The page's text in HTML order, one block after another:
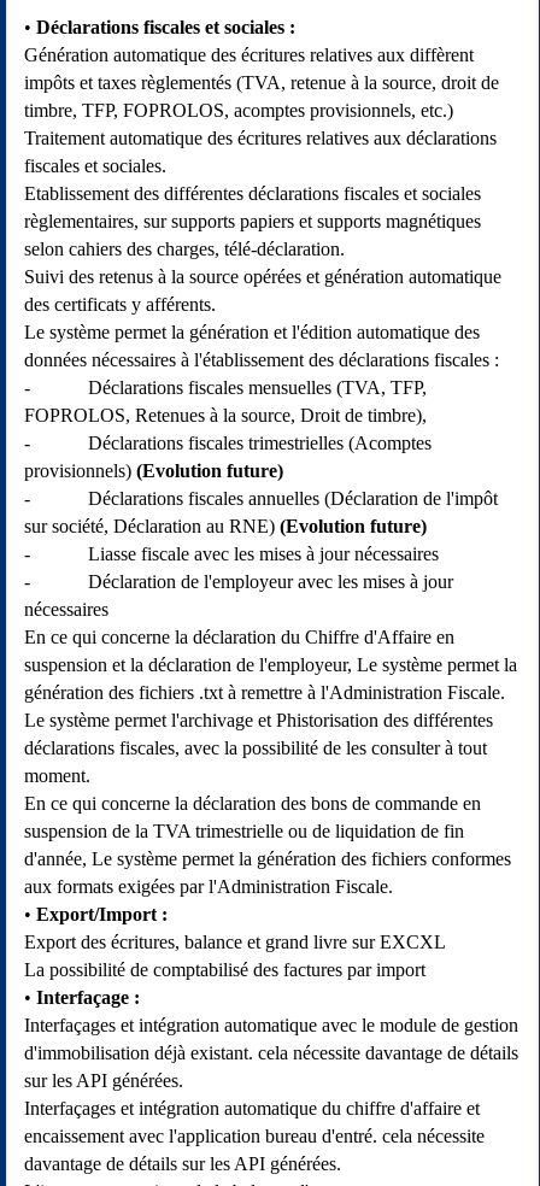
Déclarations fiscales et sociales :
Génération automatique des écritures relatives aux diffèrent
impôts et taxes règlementés (TVA, retenue à la source, droit de
timbre, TFP, FOPROLOS, acomptes provisionnels, etc.)
Traitement automatique des écritures relatives aux déclarations
fiscales et sociales.
Etablissement des différentes déclarations fiscales et sociales
règlementaires, sur supports papiers et supports magnétiques
selon cahiers des charges, télé-déclaration.
Suivi des retenus à la source opérées et génération automatique
des certificats y afférents.
Le système permet la génération et l'édition automatique des
données nécessaires à l'établissement des déclarations fiscales :
- Déclarations fiscales mensuelles (TVA, TFP,
FOPROLOS, Retenues à la source, Droit de timbre),
- Déclarations fiscales trimestrielles (Acomptes
provisionnels) (Evolution future)
- Déclarations fiscales annuelles (Déclaration de l'impôt
sur société, Déclaration au RNE) (Evolution future)
- Liasse fiscale avec les mises à jour nécessaires
- Déclaration de l'employeur avec les mises à jour
nécessaires
En ce qui concerne la déclaration du Chiffre d'Affaire en
suspension et la déclaration de l'employeur, Le système permet la
génération des fichiers .txt à remettre à l'Administration Fiscale.
Le système permet l'archivage et Phistorisation des différentes
déclarations fiscales, avec la possibilité de les consulter à tout
moment.
En ce qui concerne la déclaration des bons de commande en
suspension de la TVA trimestrielle ou de liquidation de fin
d'année, Le système permet la génération des fichiers conformes
aux formats exigées par l'Administration Fiscale.
Export/Import :
Export des écritures, balance et grand livre sur EXCXL
La possibilité de comptabilisé des factures par import
Interfaçage :
Interfaçages et intégration automatique avec le module de gestion
d'immobilisation déjà existant. cela nécessite davantage de détails
sur les API générées.
Interfaçages et intégration automatique du chiffre d'affaire et
encaissement avec l'application bureau d'entré. cela nécessite
davantage de détails sur les API générées.